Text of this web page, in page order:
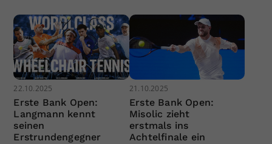
22.10.2025
Erste Bank Open:
Langmann kennt
seinen
Erstrundengegner
21.10.2025
Erste Bank Open:
Misolic zieht
erstmals ins
Achtelfinale ein